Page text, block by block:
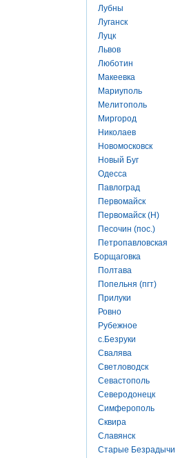
Лубны
Луганск
Луцк
Львов
Люботин
Макеевка
Мариуполь
Мелитополь
Миргород
Николаев
Новомосковск
Новый Буг
Одесса
Павлоград
Первомайск
Первомайск (Н)
Песочин (пос.)
Петропавловская
Борщаговка
Полтава
Попельня (пгт)
Прилуки
Ровно
Рубежное
с.Безруки
Свалява
Светловодск
Севастополь
Северодонецк
Симферополь
Сквира
Славянск
Старые Безрадычи